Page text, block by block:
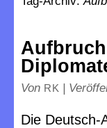
Von RK |
Die Deutsch-